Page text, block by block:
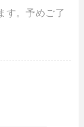
す。予めご了